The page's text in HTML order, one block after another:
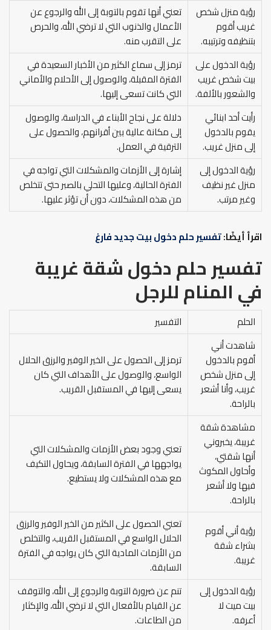
رؤية منزل شخص
غريب أقوم
بتنظيفه وترتيبه.
تعني أنها تقوم بالتوبة إلى الله والرجوع عن
الأعمال والذنوب التي لا ترضي الله، والحرص
على التقرب منه.
رؤية الدخول على
بيت شخص غريب
والشعور بالألفة.
ترمز إلى سماع الكثير من الأخبار السعيدة في
الفترة المقبلة، والوصول إلى الأحلام والأماني
التي كانت تسعى إليها.
رأيت أحد ابنائي
يقوم بالدخول
إلى منزل غريب.
دلالة على نجاح الأبناء في الدراسة، والوصول
إلى مكانة عالية بين أقرانهم، والحصول على
الترقية في العمل.
رؤية الدخول إلى
منزل غير نظيف
وغير مرتب.
إشارة إلى الأزمات والمشكلات التي تواجه في
الفترة الحالية، وعليها التحلي بالصبر حتى تتخلص
من هذه المشكلات، دون أن تؤثر عليها.
اقرأ أيضًا:تفسير حلم دخول بيت جديد فارغ
تفسير حلم دخول شقة غريبة
في المنامللرجل
الحلم
التفسير
شاهدت أني
أقوم بالدخول
إلى منزل شخص
غريب، وأنا أشعر
بالراحة.
ترمز إلى الحصول على الخير الوفير والرزق الحلال
الواسع، والوصول على الأهداف التي كان
يسعى إليها في المستقبل القريب.
مشاهدة شقة
غريبة، يخبروني
أنها شقتي،
وأحاول المكوث
فيها ولا أشعر
بالراحة.
تعني وجود بعض الأزمات والمشكلات التي
يواجهها في الفترة السابقة، ويحاول التكيف
مع هذه المشكلات ولا يستطيع.
رؤية أني أقوم
بشراء شقة
غريبة.
تعني الحصول على الكثير من الخير الوفير والرزق
الحلال الواسع في المستقبل القريب، والتخلص
من الأزمات المادية التي كان يواجه في الفترة
السابقة.
رؤية الدخول إلى
بيت ميت لا
أعرفه.
تنم عن ضرورة التوبة والرجوع إلى الله، والتوقف
عن القيام بالأفعال التي لا ترضي الله، والإكثار
من الطاعات.